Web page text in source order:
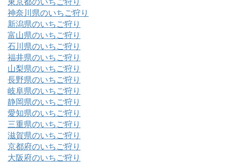
神奈川県のいちご狩り
新潟県のいちご狩り
富山県のいちご狩り
石川県のいちご狩り
福井県のいちご狩り
山梨県のいちご狩り
長野県のいちご狩り
岐阜県のいちご狩り
静岡県のいちご狩り
愛知県のいちご狩り
三重県のいちご狩り
滋賀県のいちご狩り
京都府のいちご狩り
大阪府のいちご狩り